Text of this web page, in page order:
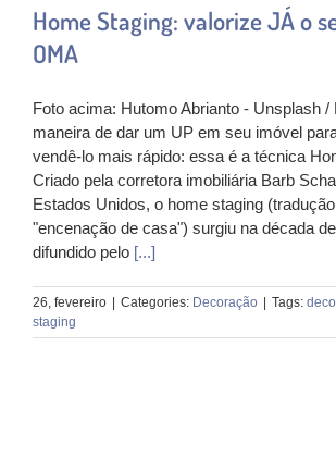
Home Staging: valorize JÁ o
OMA
Foto acima: Hutomo Abrianto - Unsplash
maneira de dar um UP em seu imóvel
vendê-lo mais rápido: essa é a técnica
Criado pela corretora imobiliária Barb
Estados Unidos, o home staging
"encenação de casa") surgiu na década
difundido pelo [...]
26, fevereiro | Categories: Decoração | Tags:
staging